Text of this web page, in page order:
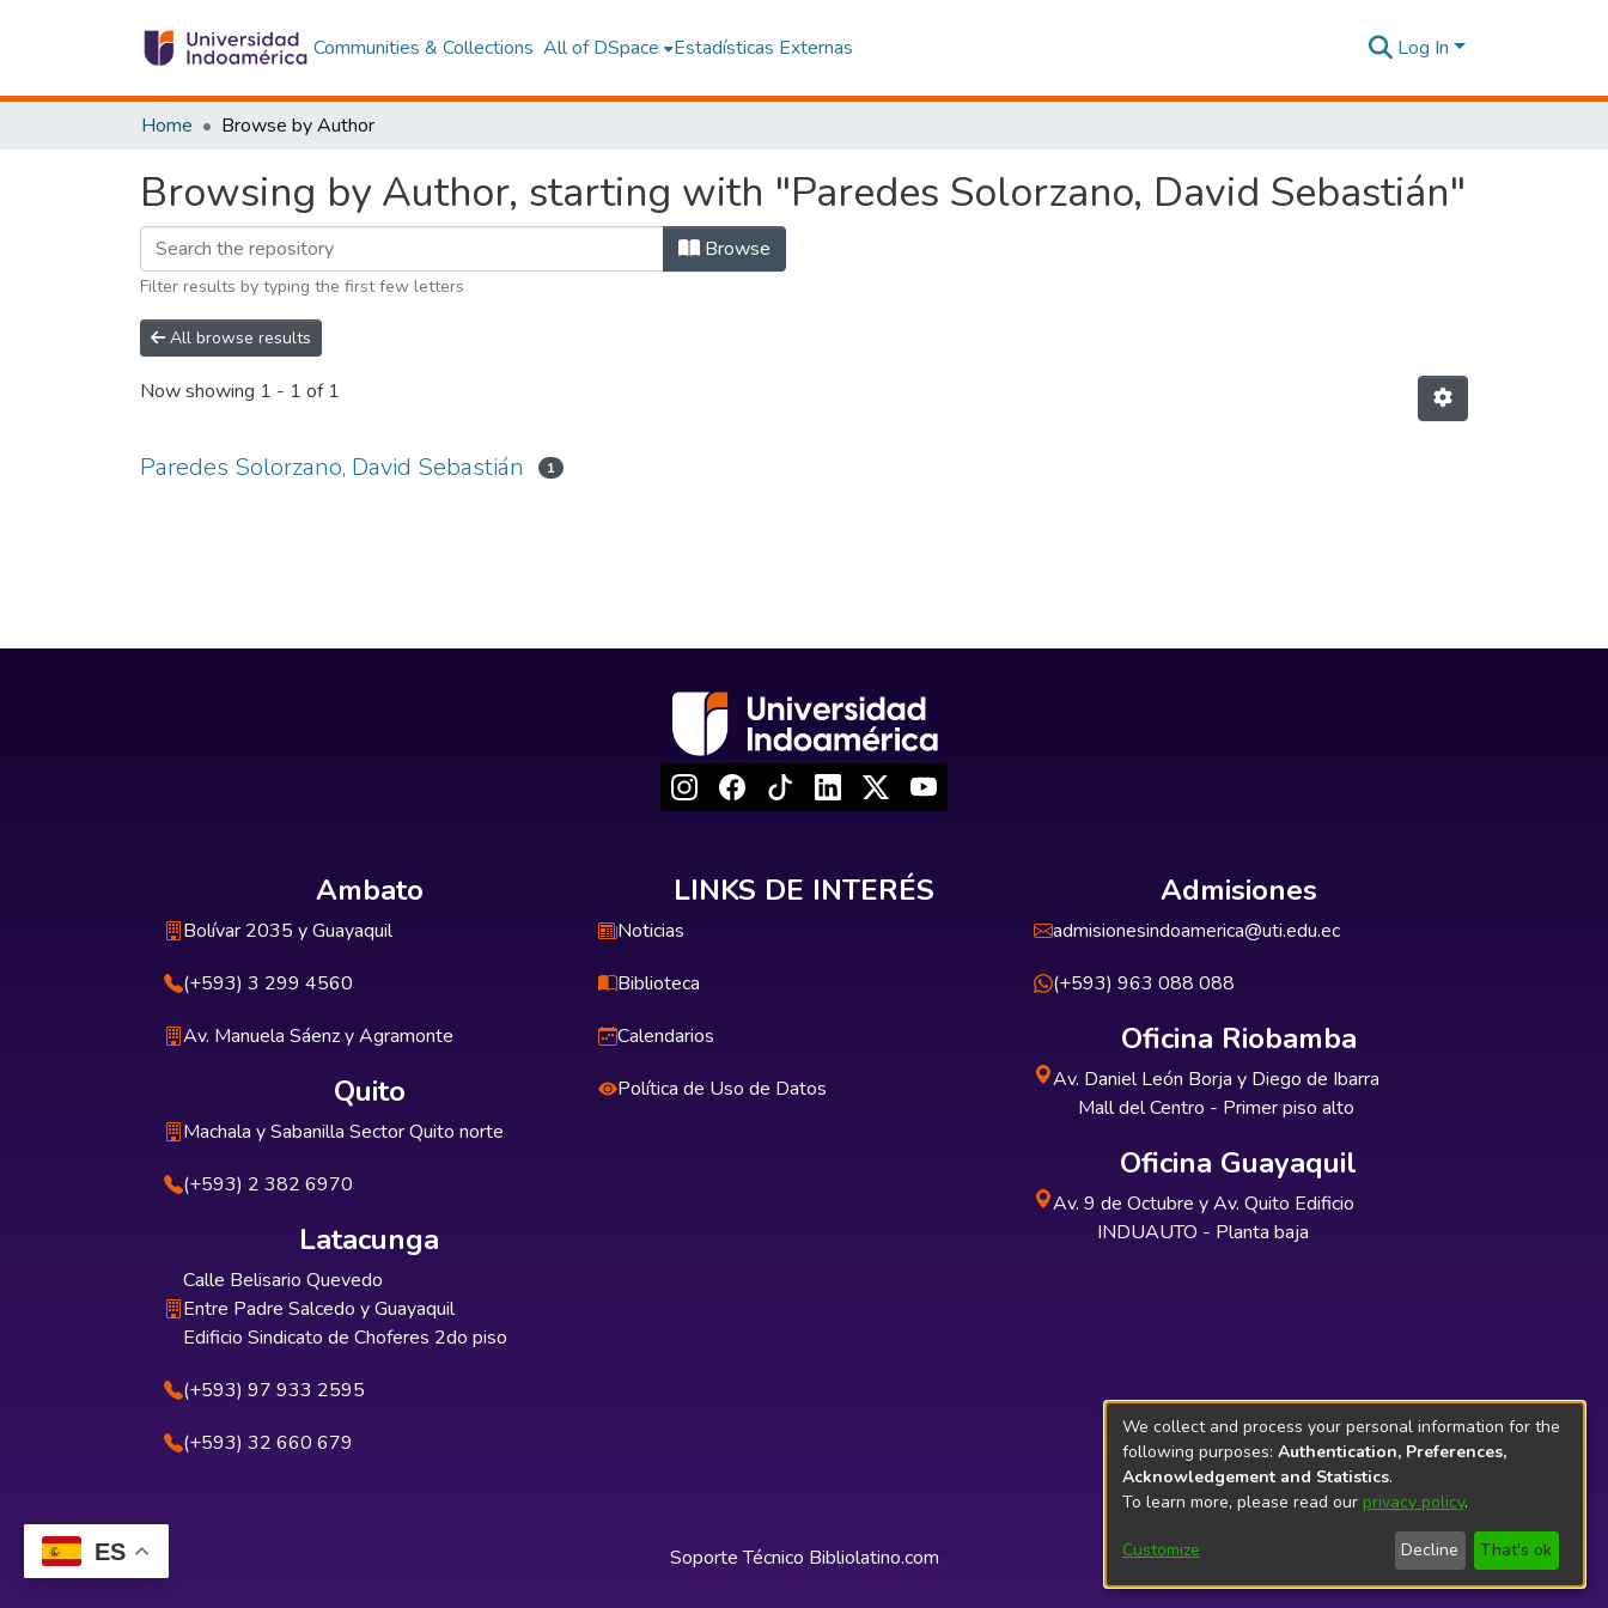
ES
Communities & Collections All of DSpace Estadísticas Externas Log In
Home Browse by Author
Browsing by Author, starting with "Paredes Solorzano, David Sebastián"
Browse
Filter results by typing the first few letters
All browse results
Now showing 1 - 1 of 1
Paredes Solorzano, David Sebastián 1
Ambato
Bolívar 2035 y Guayaquil
(+593) 3 299 4560
Av. Manuela Sáenz y Agramonte
Quito
Machala y Sabanilla Sector Quito norte
(+593) 2 382 6970
Latacunga
Calle Belisario Quevedo
Entre Padre Salcedo y Guayaquil
Edificio Sindicato de Choferes 2do piso
(+593) 97 933 2595
(+593) 32 660 679
LINKS DE INTERÉS
Noticias
Biblioteca
Calendarios
Política de Uso de Datos
Admisiones
admisionesindoamerica@uti.edu.ec
(+593) 963 088 088
Oficina Riobamba
Av. Daniel León Borja y Diego de Ibarra
Mall del Centro - Primer piso alto
Oficina Guayaquil
Av. 9 de Octubre y Av. Quito Edificio
INDUAUTO - Planta baja
Soporte Técnico Bibliolatino.com
We collect and process your personal information for the
following purposes: Authentication, Preferences,
Acknowledgement and Statistics.
To learn more, please read our privacy policy.
Customize Decline That's ok